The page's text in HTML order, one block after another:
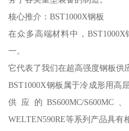
核心推介：BST1000X钢板
在众多高端材料中，
一。
它代表了我们在超高强度钢板供
BST1000X钢板属于冷成形用高
供应的BS600MC/S600MC、
WELTEN590RE等系列产品具有